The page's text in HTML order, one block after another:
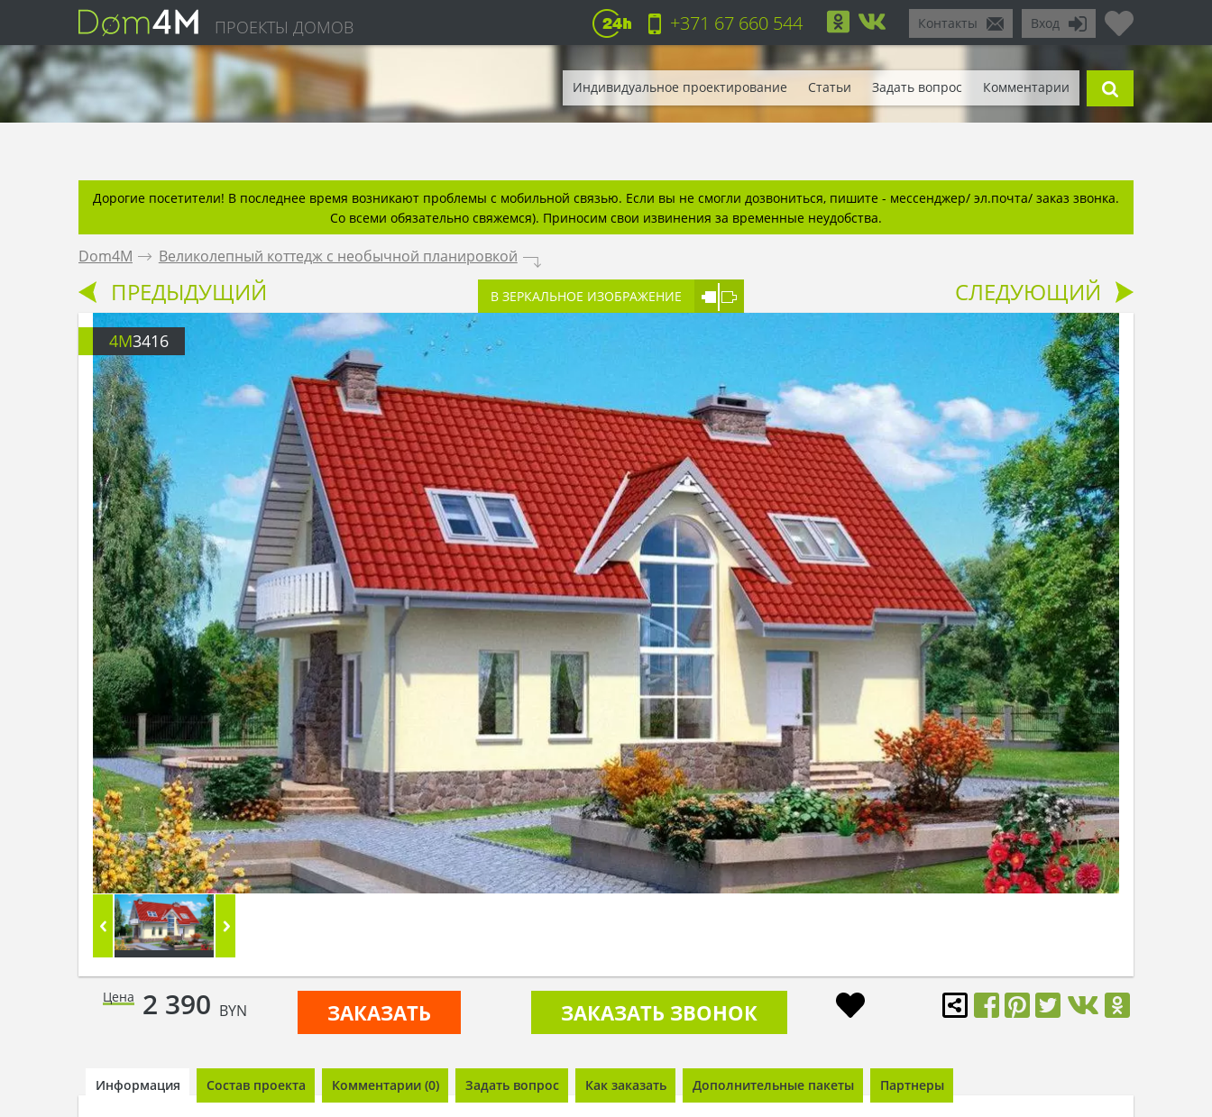
ПРОЕКТЫ ДОМОВ Вход
Контакты
+371 67 660 544
Индивидуальное проектирование Статьи Задать вопрос Комментарии
Дорогие посетители! В последнее время возникают проблемы с мобильной связью. Если вы не смогли дозвониться, пишите - мессенджер/ эл.почта/ заказ звонка.
Со всеми обязательно свяжемся). Приносим свои извинения за временные неудобства.
Dom4M . Великолепный коттедж с необычной планировкой .
ПРЕДЫДУЩИЙ В ЗЕРКАЛЬНОЕ ИЗОБРАЖЕНИЕ СЛЕДУЮЩИЙ
4M3416
Цена 2 390 BYN ЗАКАЗАТЬ ЗАКАЗАТЬ ЗВОНОК
Информация Состав проекта Комментарии (0) Задать вопрос Как заказать Дополнительные пакеты Партнеры